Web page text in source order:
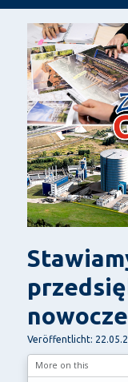
Veröffentlicht:
More on this